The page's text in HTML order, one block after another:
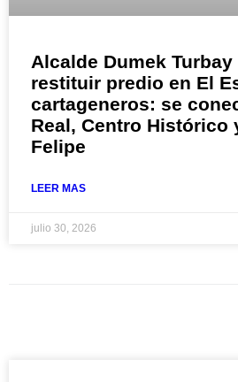
Alcalde Dumek
restituir predio en El
cartageneros: se
Real, Centro Histórico
Felipe
LEER MAS
julio 30, 2026